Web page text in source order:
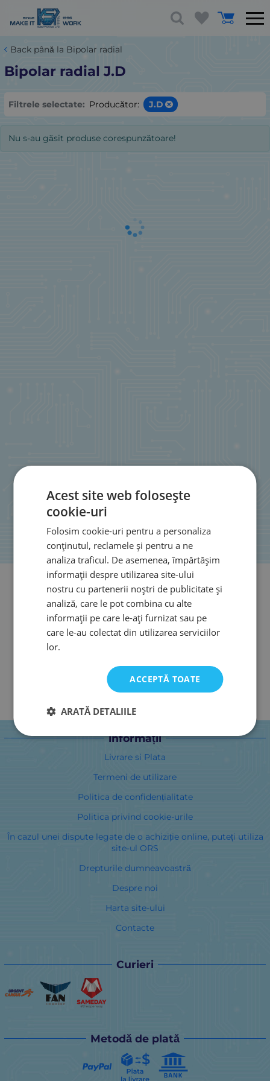
Back până la Bipolar radial
Bipolar radial J.D
Filtrele selectate: Producător: J.D
Nu s-au găsit produse corespunzătoare!
informații
Livrare si Plata
Termeni de utilizare
Politica de confidențialitate
Politica privind cookie-urile
În cazul unei dispute legate de o achiziție online, puteți utiliza
site-ul ORS
Drepturile dumneavoastră
Despre noi
Harta site-ului
Contacte
Curieri
Metodă de plată
Acest site web folosește
cookie-uri
Folosim cookie-uri pentru a personaliza
conținutul, reclamele și pentru a ne
analiza traficul. De asemenea, împărtășim
informații despre utilizarea site-ului
nostru cu partenerii noștri de publicitate și
analiză, care le pot combina cu alte
informații pe care le-ați furnizat sau pe
care le-au colectat din utilizarea serviciilor
lor.
ACCEPTĂ TOATE
ARATĂ DETALIILE